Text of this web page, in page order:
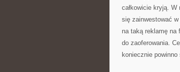
całkowicie kryją.
się zainwestować
na taką reklamę na
do zaoferowania.
koniecznie